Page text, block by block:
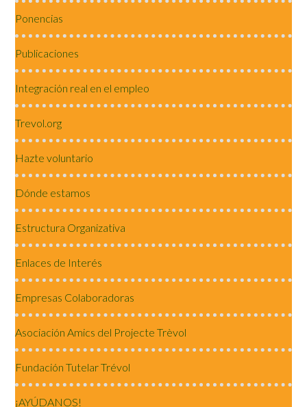
Ponencias
Publicaciones
Integración real en el empleo
Trevol.org
Hazte voluntario
Dónde estamos
Estructura Organizativa
Enlaces de Interés
Empresas Colaboradoras
Asociación Amics del Projecte Trèvol
Fundación Tutelar Trévol
¡AYÚDANOS!